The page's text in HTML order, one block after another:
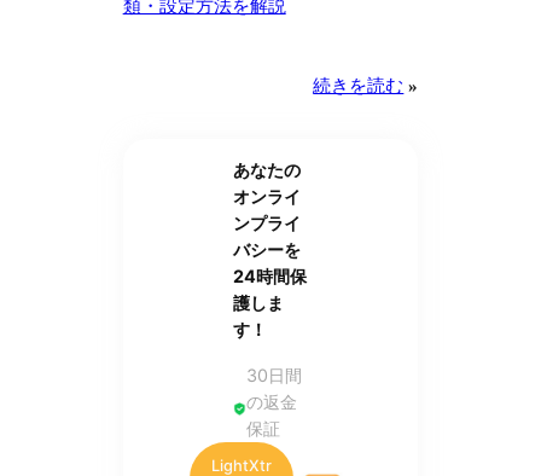
類・設定方法を解説
続きを読む »
あなたの
オンライ
ンプライ
バシーを
24時間保
護しま
す！
30日間
の返金
保証
LightXtr